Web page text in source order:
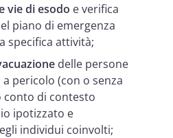
vie di esodo e verifica
piano di emergenza
specifica attività;
delle persone
pericolo (con o senza
conto di contesto
ipotizzato e
individui coinvolti;